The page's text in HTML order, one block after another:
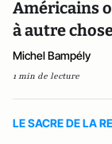
Américains
à autre
Michel Bampély
1 min de lecture
LE SACRE DE LA